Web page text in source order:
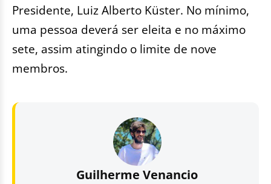
Presidente, Luiz Alberto Küster. No mínimo,
uma pessoa deverá ser eleita e no máximo
sete, assim atingindo o limite de nove
membros.
Guilherme Venancio